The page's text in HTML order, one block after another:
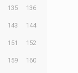
135 136
143 144
151 152
159 160